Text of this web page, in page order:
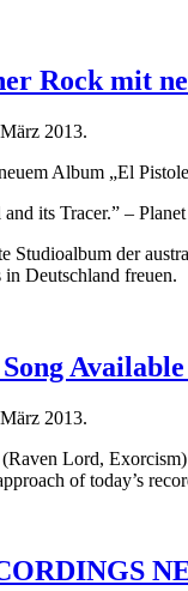
Rock mit
2013.
Album „El
its Tracer.” –
Studioalbum der
Deutschland freuen.
2013.
Lord,
of today’s